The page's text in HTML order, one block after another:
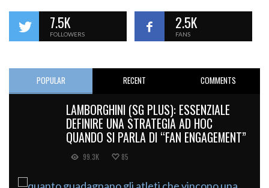
7.5K
FOLLOWERS
2.5K
FANS
POPULAR RECENT COMMENTS
LAMBORGHINI (SG PLUS): ESSENZIALE
DEFINIRE UNA STRATEGIA AD HOC
QUANDO SI PARLA DI “FAN ENGAGEMENT”
99.3K 85